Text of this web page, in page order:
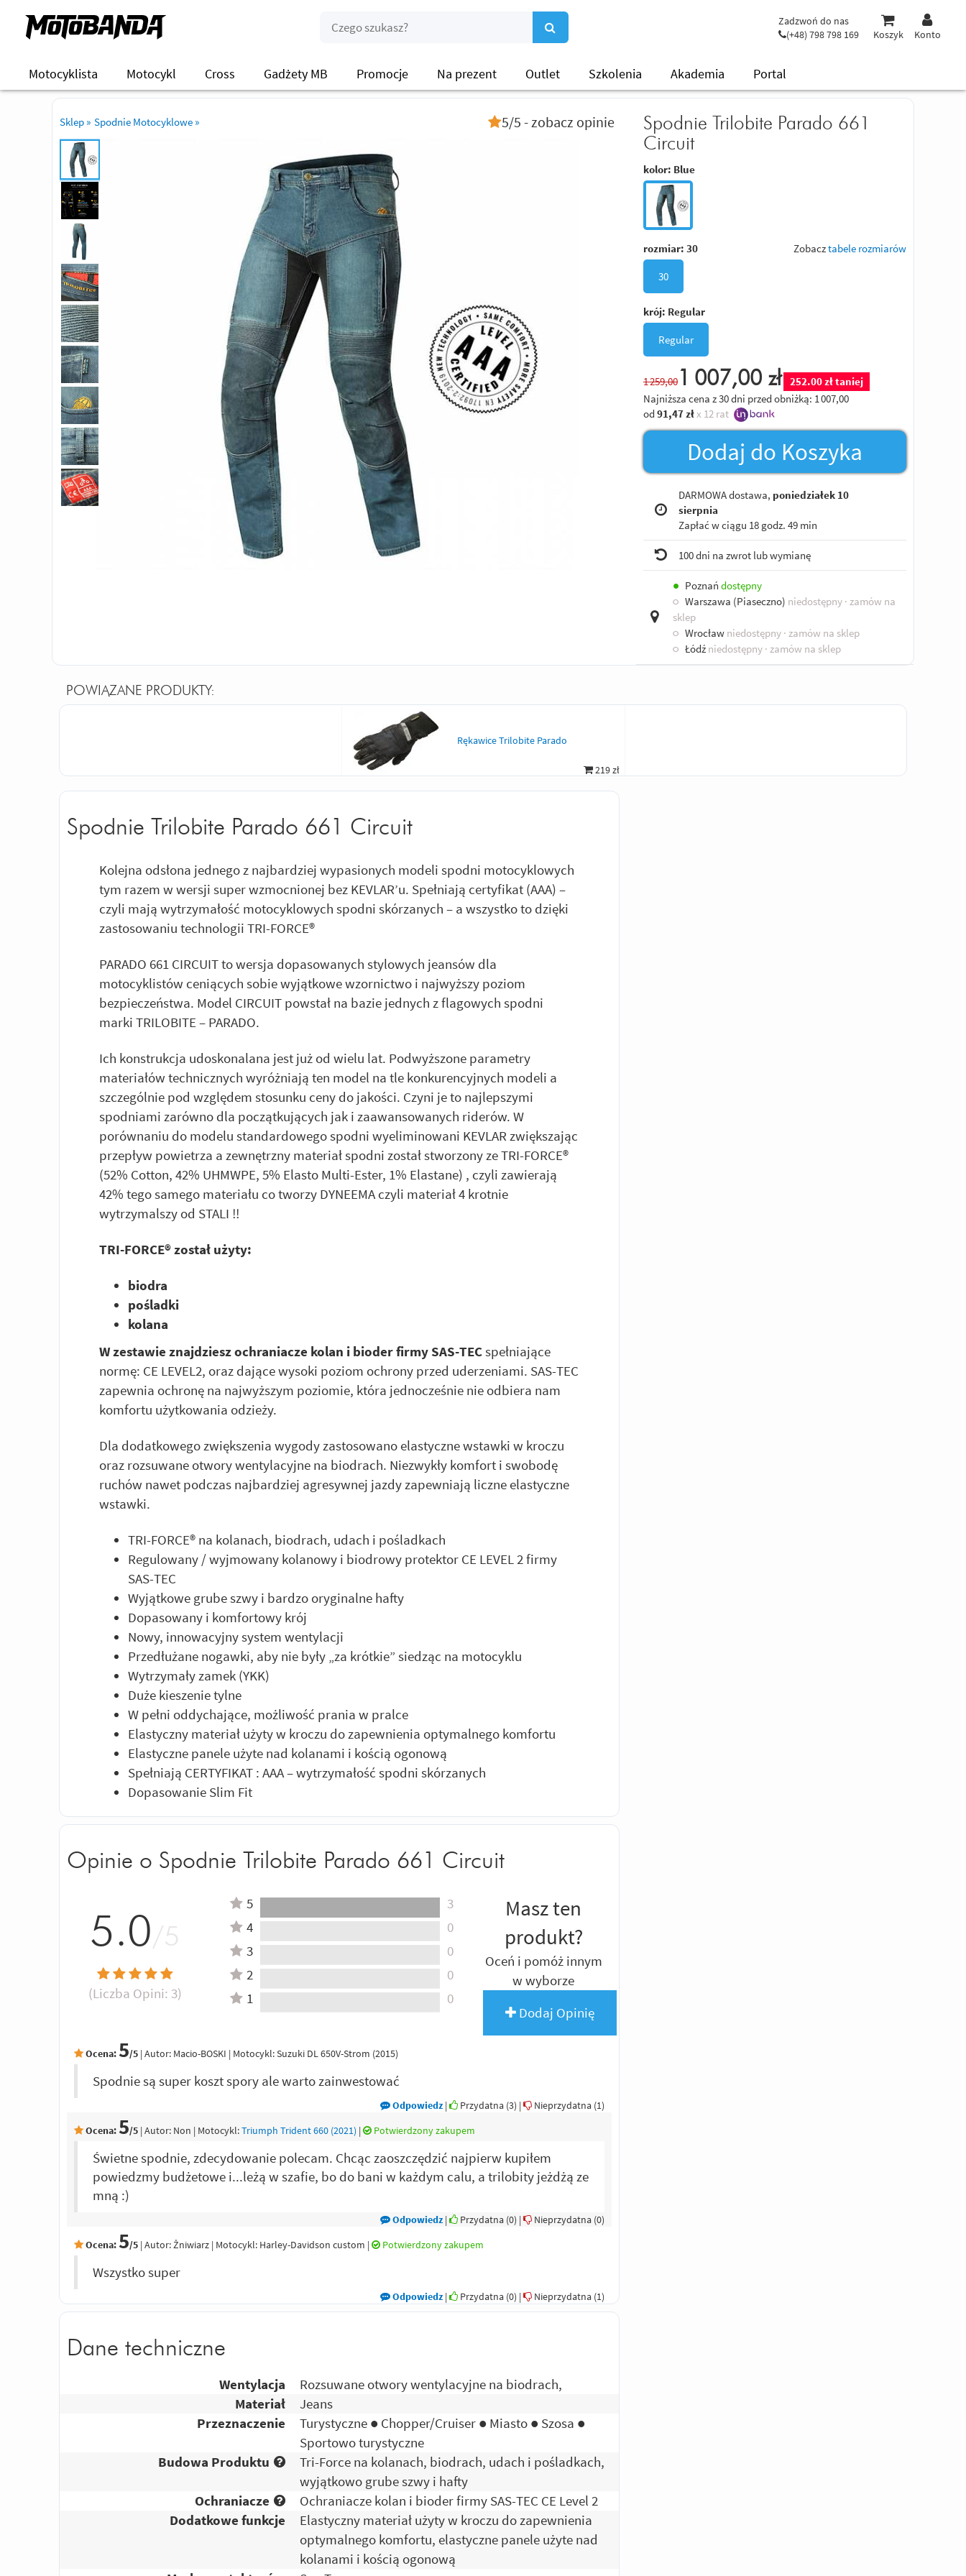
Zadzwoń do nas
(+48) 798 798 169
Koszyk Konto
Motocyklista Motocykl Cross Gadżety MB Promocje Na prezent Outlet Szkolenia Akademia Portal
Sklep » Spodnie Motocyklowe » 5/5 - zobacz opinie
Spodnie Trilobite Parado 661
Circuit
kolor: Blue
rozmiar: 30 Zobacztabele rozmiarów
30
krój: Regular
Regular
1 259,00 1 007,00 zł
252.00 zł taniej
Najniższa cena z 30 dni przed obniżką: 1 007,00
od 91,47 zł x 12 rat
Dodaj do Koszyka
DARMOWA dostawa, poniedziałek 10
sierpnia
Zapłać w ciągu 18 godz. 49 min
100 dni na zwrot lub wymianę
● Poznań dostępny
○ Warszawa (Piaseczno) niedostępny · zamów na
sklep
○ Wrocław niedostępny · zamów na sklep
○ Łódź niedostępny · zamów na sklep
POWIĄZANE PRODUKTY:
219 zł
Rękawice Trilobite Parado
Spodnie Trilobite Parado 661 Circuit
Kolejna odsłona jednego z najbardziej wypasionych modeli spodni motocyklowych
tym razem w wersji super wzmocnionej bez KEVLAR’u. Spełniają certyfikat (AAA) –
czyli mają wytrzymałość motocyklowych spodni skórzanych – a wszystko to dzięki
zastosowaniu technologii TRI-FORCE®
PARADO 661 CIRCUIT to wersja dopasowanych stylowych jeansów dla
motocyklistów ceniących sobie wyjątkowe wzornictwo i najwyższy poziom
bezpieczeństwa. Model CIRCUIT powstał na bazie jednych z flagowych spodni
marki TRILOBITE – PARADO.
Ich konstrukcja udoskonalana jest już od wielu lat. Podwyższone parametry
materiałów technicznych wyróżniają ten model na tle konkurencyjnych modeli a
szczególnie pod względem stosunku ceny do jakości. Czyni je to najlepszymi
spodniami zarówno dla początkujących jak i zaawansowanych riderów. W
porównaniu do modelu standardowego spodni wyeliminowani KEVLAR zwiększając
przepływ powietrza a zewnętrzny materiał spodni został stworzony ze TRI-FORCE®
(52% Cotton, 42% UHMWPE, 5% Elasto Multi-Ester, 1% Elastane) , czyli zawierają
42% tego samego materiału co tworzy DYNEEMA czyli materiał 4 krotnie
wytrzymalszy od STALI !!
TRI-FORCE® został użyty:
biodra
pośladki
kolana
W zestawie znajdziesz ochraniacze kolan i bioder firmy SAS-TECspełniające
normę: CE LEVEL2, oraz dające wysoki poziom ochrony przed uderzeniami. SAS-TEC
zapewnia ochronę na najwyższym poziomie, która jednocześnie nie odbiera nam
komfortu użytkowania odzieży.
Dla dodatkowego zwiększenia wygody zastosowano elastyczne wstawki w kroczu
oraz rozsuwane otwory wentylacyjne na biodrach. Niezwykły komfort i swobodę
ruchów nawet podczas najbardziej agresywnej jazdy zapewniają liczne elastyczne
wstawki.
TRI-FORCE® na kolanach, biodrach, udach i pośladkach
Regulowany / wyjmowany kolanowy i biodrowy protektor CE LEVEL 2 firmy
SAS-TEC
Wyjątkowe grube szwy i bardzo oryginalne hafty
Dopasowany i komfortowy krój
Nowy, innowacyjny system wentylacji
Przedłużane nogawki, aby nie były „za krótkie” siedząc na motocyklu
Wytrzymały zamek (YKK)
Duże kieszenie tylne
W pełni oddychające, możliwość prania w pralce
Elastyczny materiał użyty w kroczu do zapewnienia optymalnego komfortu
Elastyczne panele użyte nad kolanami i kością ogonową
Spełniają CERTYFIKAT : AAA – wytrzymałość spodni skórzanych
Dopasowanie Slim Fit
Opinie o Spodnie Trilobite Parado 661 Circuit
5.0/5
(Liczba Opini: 3)
5
3
4
0
3
0
2
0
1
0
Masz ten
produkt?
Oceń i pomóż innym
w wyborze
Dodaj Opinię
Ocena: 5/5 | Autor: Macio-BOSKI | Motocykl: Suzuki DL 650V-Strom (2015)
Spodnie są super koszt spory ale warto zainwestować
Odpowiedz| Przydatna (3) | Nieprzydatna (1)
Ocena: 5/5 | Autor: Non | Motocykl:Triumph Trident 660 (2021) | Potwierdzony zakupem
Świetne spodnie, zdecydowanie polecam. Chcąc zaoszczędzić najpierw kupiłem
powiedzmy budżetowe i...leżą w szafie, bo do bani w każdym calu, a trilobity jeżdżą ze
mną :)
Odpowiedz| Przydatna (0) | Nieprzydatna (0)
Ocena: 5/5 | Autor:Żniwiarz | Motocykl: Harley-Davidson custom | Potwierdzony zakupem
Wszystko super
Odpowiedz| Przydatna (0) | Nieprzydatna (1)
Dane techniczne
Wentylacja
Rozsuwane otwory wentylacyjne na biodrach,
Materiał
Jeans
Przeznaczenie
Turystyczne ● Chopper/Cruiser ● Miasto ● Szosa ●
Sportowo turystyczne
Budowa Produktu
Tri-Force na kolanach, biodrach, udach i pośladkach,
wyjątkowo grube szwy i hafty
Ochraniacze
Ochraniacze kolan i bioder firmy SAS-TEC CE Level 2
Dodatkowe funkcje
Elastyczny materiał użyty w kroczu do zapewnienia
optymalnego komfortu, elastyczne panele użyte nad
kolanami i kością ogonową